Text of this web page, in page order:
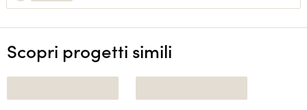
Scopri progetti simili